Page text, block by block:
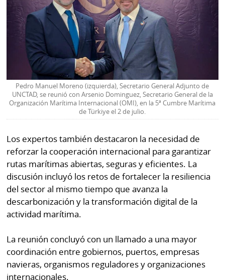
Pedro Manuel Moreno (izquierda), Secretario General Adjunto de
UNCTAD, se reunió con Arsenio Dominguez, Secretario General de la
Organización Marítima Internacional (OMI), en la 5ª Cumbre Marítima
de Türkiye el 2 de julio.
Los expertos también destacaron la necesidad de
reforzar la cooperación internacional para garantizar
rutas marítimas abiertas, seguras y eficientes. La
discusión incluyó los retos de fortalecer la resiliencia
del sector al mismo tiempo que avanza la
descarbonización y la transformación digital de la
actividad marítima.
La reunión concluyó con un llamado a una mayor
coordinación entre gobiernos, puertos, empresas
navieras, organismos reguladores y organizaciones
internacionales.